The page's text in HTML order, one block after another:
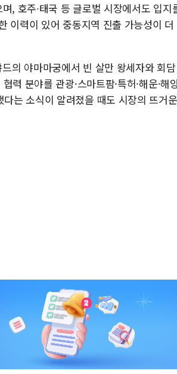
, 호주∙태국 등 글로벌 시장에서도 입지
이력이 있어 중동지역 진출 가능성이 더
의 야마마궁에서 빈 살만 왕세자와 회담
력 분야를 관광·스마트팜·특허·해운·해
다는 소식이 알려졌을 때도 시장의 뜨거운